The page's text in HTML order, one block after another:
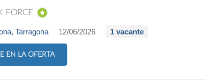
FORCE
Tarragona 12/06/2026 1 vacante
EN LA OFERTA